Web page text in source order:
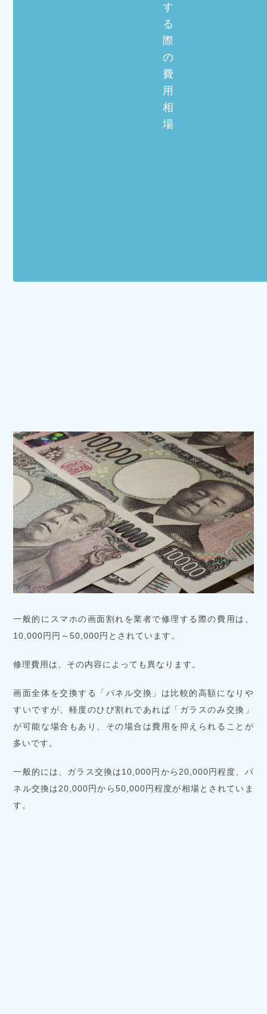
す
る
際
の
費
用
相
場
一般的にスマホの画面割れを業者で修理する際の費用は、
10,000円円～50,000円とされています。
修理費用は、その内容によっても異なります。
画面全体を交換する「パネル交換」は比較的高額になりや
すいですが、軽度のひび割れであれば「ガラスのみ交換」
が可能な場合もあり、その場合は費用を抑えられることが
多いです。
一般的には、ガラス交換は10,000円から20,000円程度、パ
ネル交換は20,000円から50,000円程度が相場とされていま
す。